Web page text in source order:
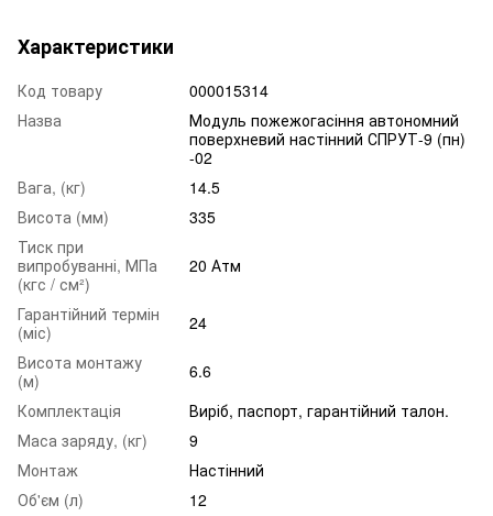
Характеристики
Код товару
000015314
Назва
Модуль пожежогасіння автономний
поверхневий настінний СПРУТ-9 (пн)
-02
Вага, (кг)
14.5
Висота (мм)
335
Тиск при
випробуванні, МПа
(кгс / см²)
20 Атм
Гарантійний термін
(міс)
24
Висота монтажу
(м)
6.6
Комплектація
Виріб, паспорт, гарантійний талон.
Маса заряду, (кг)
9
Монтаж
Настінний
Об'єм (л)
12